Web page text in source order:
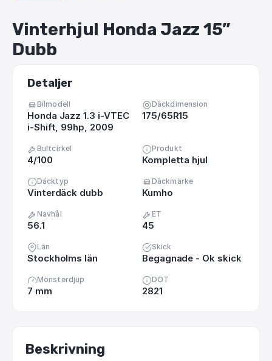
Vinterhjul Honda Jazz 15”
Dubb
Detaljer
Bilmodell
Honda Jazz 1.3 i-VTEC
i-Shift, 99hp, 2009
Däckdimension
175/65R15
Bultcirkel
4/100
Produkt
Kompletta hjul
Däcktyp
Vinterdäck dubb
Däckmärke
Kumho
Navhål
56.1
ET
45
Län
Stockholms län
Skick
Begagnade - Ok skick
Mönsterdjup
7 mm
DOT
2821
Beskrivning